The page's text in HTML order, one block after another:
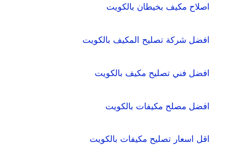
اصلاح مكيف بخيطان بالكويت
افضل شركة تصليح المكيف بالكويت
افضل فني تصليح مكيف بالكويت
افضل مصلح مكيفات بالكويت
اقل اسعار تصليح مكيفات بالكويت